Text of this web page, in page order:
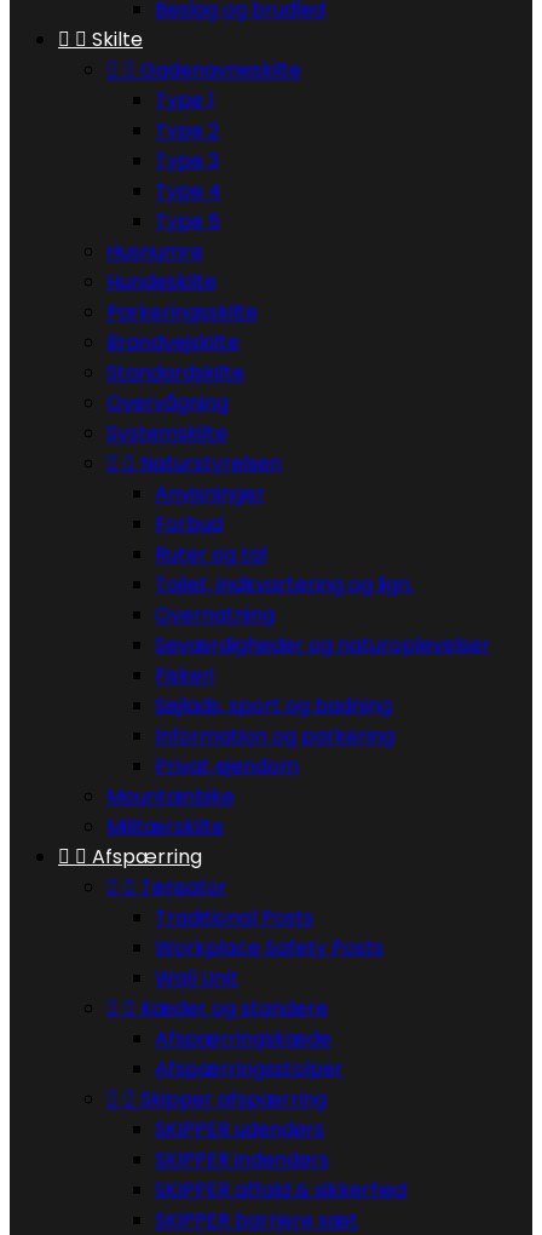
Beslag og brudled
  Skilte
  Gadenavneskilte
Type 1
Type 2
Type 3
Type 4
Type 5
Husnumre
Hundeskilte
Parkeringsskilte
Brandvejskilte
Standardskilte
Overvågning
Systemskilte
  Naturstyrelsen
Anvisninger
Forbud
Ruter og tal
Toilet, indkvartering og lign.
Overnatning
Seværdigheder og naturoplevelser
Fiskeri
Sejlads, sport og badning
Information og parkering
Privat ejendom
Mountainbike
Militærskilte
  Afspærring
  Tensator
Traditional Posts
Workplace Safety Posts
Wall Unit
  Kæder og standere
Afspærringskæde
Afspærringsstolper
  Skipper afspærring
SKIPPER udendørs
SKIPPER indendørs
SKIPPER affald & sikkerhed
SKIPPER barriere sæt